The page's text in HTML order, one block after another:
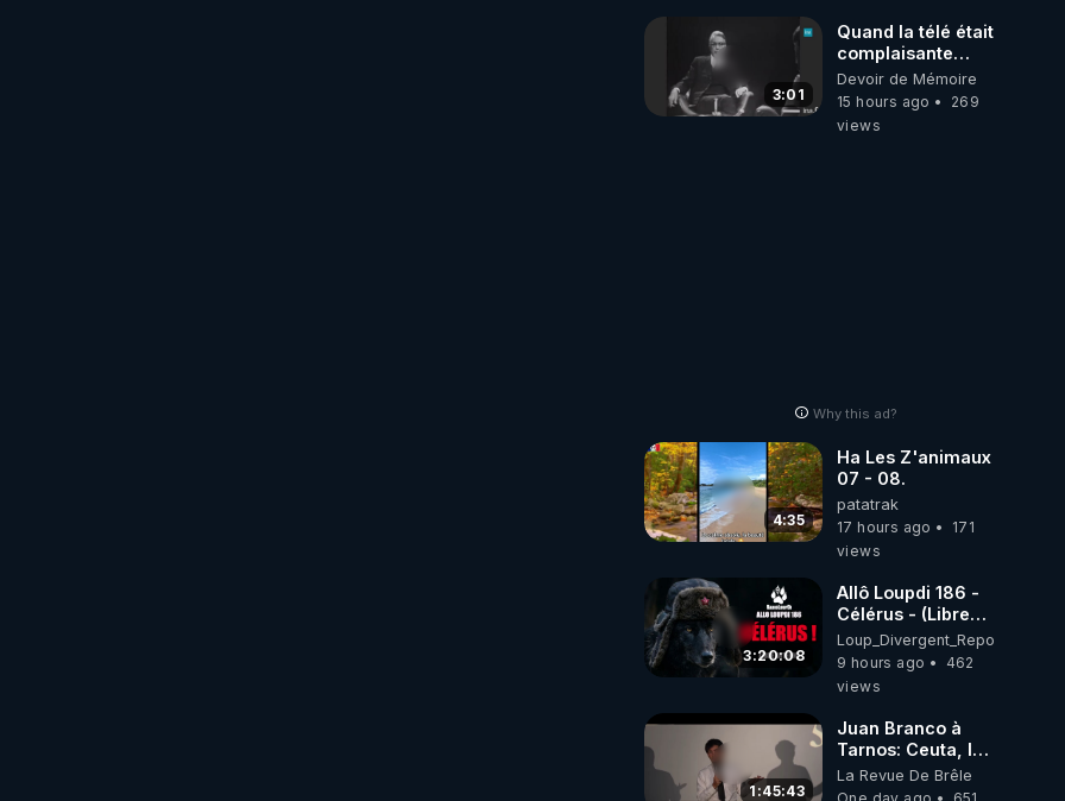
3:01
Quand la télé était
complaisante
avec les
pédophiles
Devoir de Mémoire
15 hours ago
269
views
Why this ad?
4:35
Ha Les Z'animaux
07 - 08.
patatrak
17 hours ago
171
views
3:20:08
Allô Loupdi 186 -
Célérus - (Libre
Antenne) - Loup
Divergent
2026.08.06
Loup_Divergent_Reposts
9 hours ago
462
views
1:45:43
Juan Branco à
Tarnos: Ceuta, le
narcotrafic et le
pouvoir en France
La Revue De Brêle